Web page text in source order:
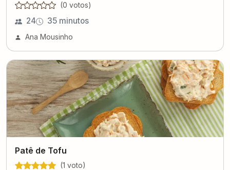
(0 votos)
24 35 minutos
Ana Mousinho
Patê de Tofu
(1 voto)